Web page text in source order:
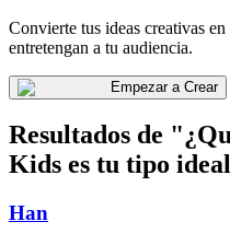
Convierte tus ideas creativas
entretengan a tu audiencia.
Empezar a Crear
Resultados de
Kids es tu tipo
Han